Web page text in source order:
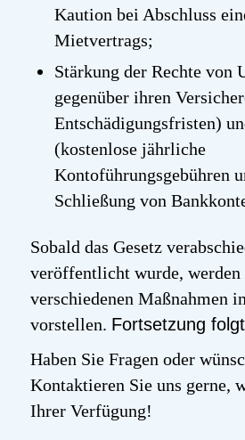
Kaution bei Abschluss
Mietvertrags;
Stärkung der Rechte von
gegenüber ihren
Entschädigungsfristen)
(kostenlose jährliche
Kontoführungsgebühren
Schließung von
Sobald das Gesetz
veröffentlicht wurde, werden
verschiedenen Maßnahmen
vorstellen. Fortsetzung
Haben Sie Fragen oder
Kontaktieren Sie uns gerne,
Ihrer Verfügung!